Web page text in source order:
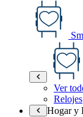
Ver
Relojes
Hogar y